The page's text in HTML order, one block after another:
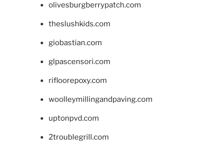
olivesburgberrypatch.com
theslushkids.com
giobastian.com
glpascensori.com
rifloorepoxy.com
woolleymillingandpaving.com
uptonpvd.com
2troublegrill.com